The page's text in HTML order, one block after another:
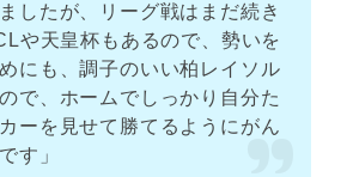
したが、リーグ戦はまだ続き
や天皇杯もあるので、勢いを
にも、調子のいい柏レイソル
で、ホームでしっかり自分た
ーを見せて勝てるようにがん
す」